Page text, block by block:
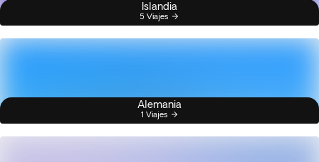
Islandia
5 Viajes
Alemania
1 Viajes